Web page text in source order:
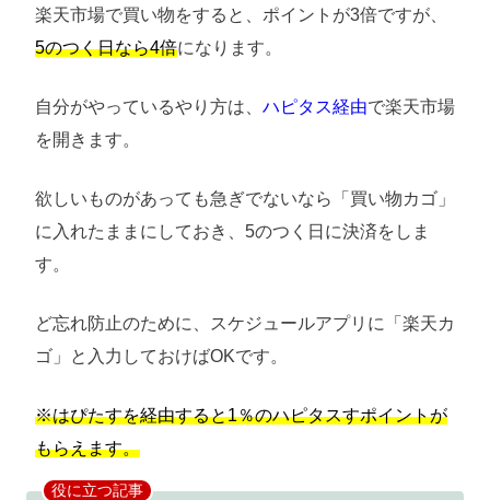
楽天市場で買い物をすると、ポイントが3倍ですが、
5のつく日なら4倍になります。
自分がやっているやり方は、 ハピタス経由で楽天市場
を開きます。
欲しいものがあっても急ぎでないなら「買い物カゴ」
に入れたままにしておき、5のつく日に決済をしま
す。
ど忘れ防止のために、スケジュールアプリに「楽天カ
ゴ」と入力しておけばOKです。
※はぴたすを経由すると1％のハピタスすポイントが
もらえます。
役に立つ記事